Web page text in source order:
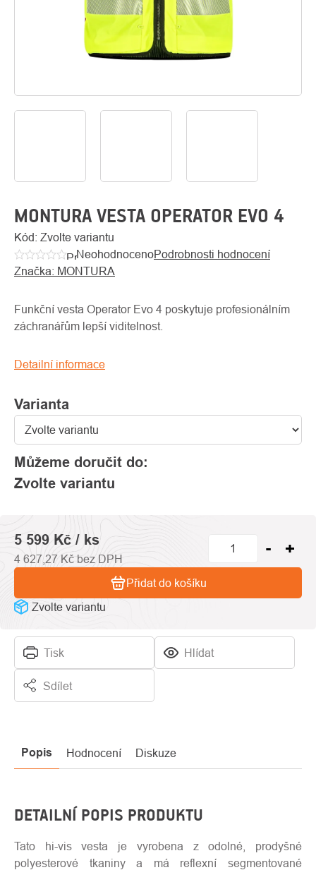
O
MONTURA VESTA OPERATOR EVO 4
Kód: Zvolte variantu
Průměrné
hodnocení
je
0,0
5
NeohodnocenoPodrobnosti hodnocení
Značka: MONTURA
Varianta
Můžeme doručit do:
Zvolte variantu
Funkční vesta Operator Evo 4 poskytuje profesionálním
záchranářům lepší viditelnost.
Detailní informace
Tisk Hlídat
Sdílet
5 599 Kč / ks
4 627,27 Kč bez DPH
Zvolte variantu
Přidat do košíku
Popis Hodnocení Diskuze
DETAILNÍ POPIS PRODUKTU
Tato hi-vis vesta je vyrobena z odolné, prodyšné
polyesterové tkaniny a má reflexní segmentované